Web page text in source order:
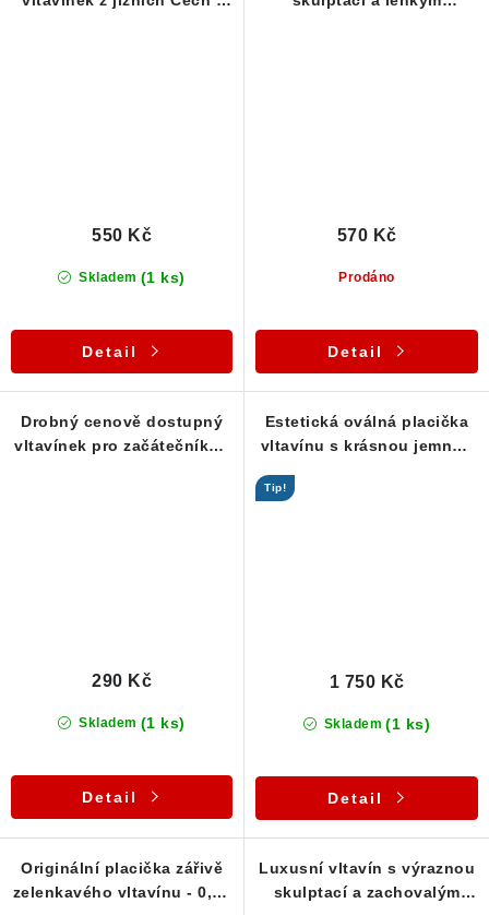
Skladem (1 ks)
550 Kč
Detail
Prodáno
570 Kč
Detail
Drobný cenově dostupný
vltavínek pro začátečníky -
Skladem (1 ks)
290 Kč
Detail
Estetická oválná placička
vltavínu s krásnou jemnou
Tip!
Skladem (1 ks)
1 750 Kč
Detail
Originální placička zářivě
zelenkavého vltavínu - 0,57
Luxusní vltavín s výraznou
skulptací a zachovalým